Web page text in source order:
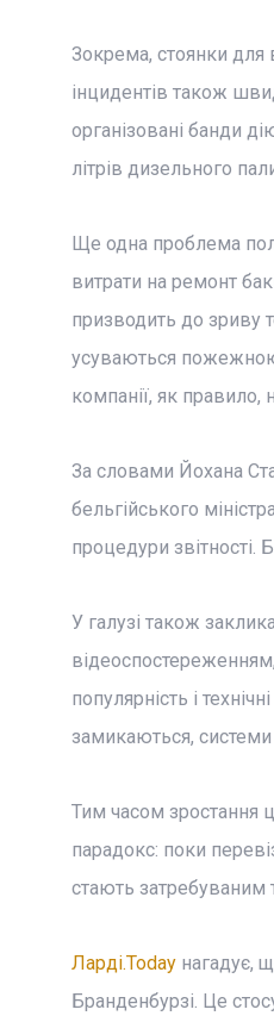
Зокрема, стоянки для
інцидентів також
організовані банди
літрів дизельного
Ще одна проблема
витрати на ремонт
призводить до зриву
усуваються пожежною
компанії, як
За словами Йохана
бельгійського
процедури звітності.
У галузі також
популярність і
замикаються, системи
Тим часом зростання
парадокс: поки
стають затребуваним
Ларді.Todayнагадує,
Бранденбурзі. Це